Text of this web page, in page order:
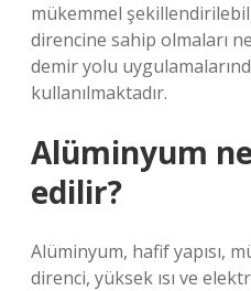
mükemmel
direncine sahip olmaları
demir yolu
kullanılmaktadır.
Alüminyum
edilir?
Alüminyum, hafif yapısı,
direnci, yüksek ısı ve